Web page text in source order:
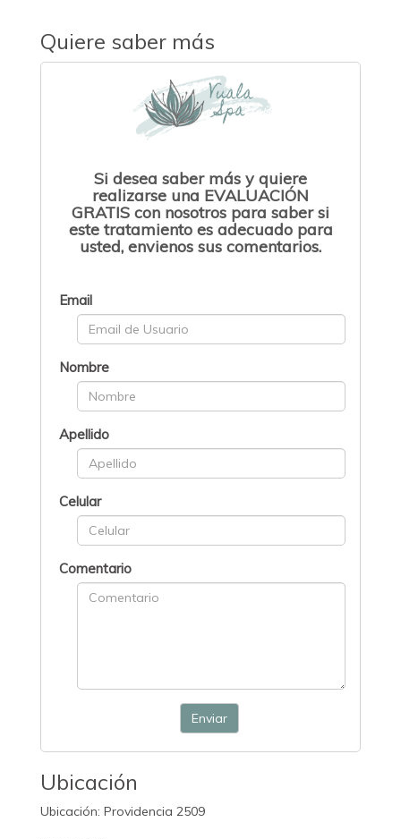
Quiere saber más
Si desea saber más y quiere
realizarse una EVALUACIÓN
GRATIS con nosotros para saber si
este tratamiento es adecuado para
usted, envienos sus comentarios.
Email
Nombre
Apellido
Celular
Comentario
Enviar
Ubicación
Ubicación: Providencia 2509